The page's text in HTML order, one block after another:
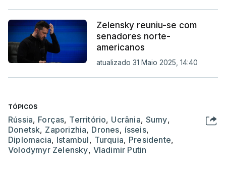
Zelensky reuniu-se com
senadores norte-
americanos
atualizado 31 Maio 2025, 14:40
TÓPICOS
Rússia, Forças, Território, Ucrânia, Sumy,
Donetsk, Zaporizhia, Drones, ísseis,
Diplomacia, Istambul, Turquia, Presidente,
Volodymyr Zelensky, Vladimir Putin